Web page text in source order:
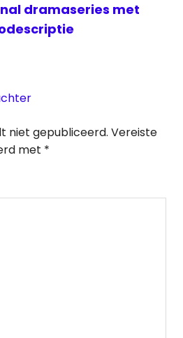
dramaseries met
niet gepubliceerd. Vereiste
met *